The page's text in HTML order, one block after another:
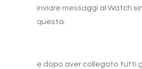
inviare messaggi al Watch
questa:
e dopo aver collegato tutti